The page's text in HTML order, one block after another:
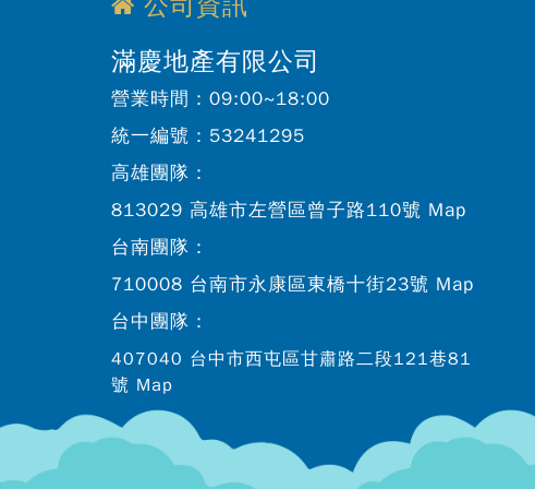
滿慶地產有限公司
營業時間： 09:00~18:00
統一編號： 53241295
高雄團隊：
813029 高雄市左營區曾子路110號 Map
台南團隊：
710008 台南市永康區東橋十街23號 Map
台中團隊：
407040 台中市西屯區甘肅路二段121巷81
號 Map